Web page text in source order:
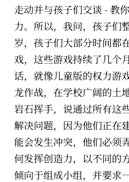
走动并与孩子们交谈 - 教
力。所以，我问，孩子们
岁，孩子们大部分时间都
戏，这些游戏持续了几个
话，就像儿童版的权力游
龙作战，在学校广阔的土
岩石挥手，说通过所有这
解决问题，因为他们正在
能会发生冲突，他们必须
何发挥创造力，以不同的
倾向于组成小组，并要求